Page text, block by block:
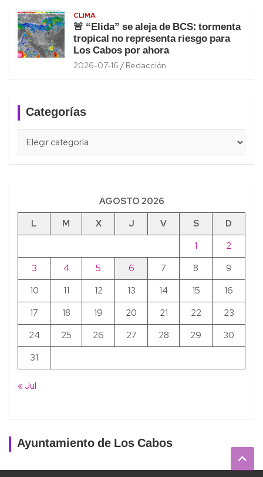
CLIMA
🚨 “Elida” se aleja de BCS: tormenta
tropical no representa riesgo para
Los Cabos por ahora
2026-07-16 Redacción
Categorías
AGOSTO 2026
L
M X J V S
D
1
2
3
4 5 6 7 8
9
10
11 12 13 14 15
16
17
18 19 20 21 22
23
24
25 26 27 28 29
30
31
« Jul
Ayuntamiento de Los Cabos